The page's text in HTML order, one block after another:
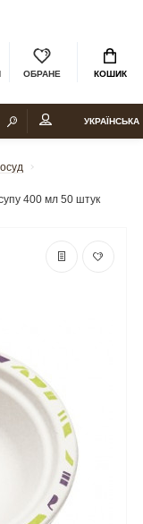
ОБРАНЕ КОШИК
УКРАЇНСЬКА
400 мл 50 штук